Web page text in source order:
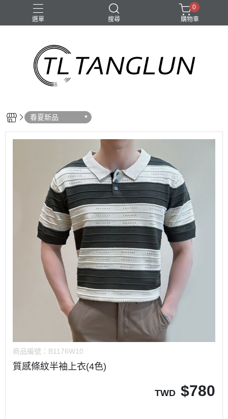
選單 搜尋
0
購物車
春夏新品
商品編號： B1176W10
質感條紋半袖上衣(4色)
TWD $780